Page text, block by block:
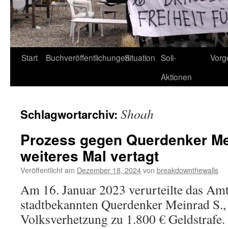
Start BuchveröffentlichungenSituation Soli-
Aktionen
Schlagwortarchiv: Shoah
Prozess gegen Querdenker
weiteres Mal vertagt
Veröffentlicht am Dezember 18, 2024von breakdownthewalls
Am 16. Januar 2023 verurteilte das
stadtbekannten Querdenker Meinrad
Volksverhetzung zu 1.800 €